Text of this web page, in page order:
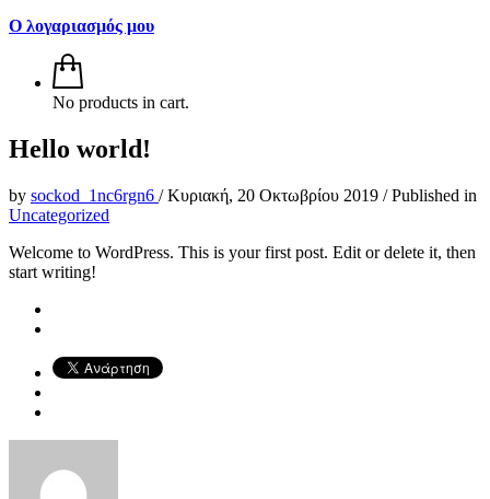
Ο λογαριασμός μου
No products in cart.
Hello world!
by sockod_1nc6rgn6 /Κυριακή, 20 Οκτωβρίου 2019 /Published in
Uncategorized
Welcome to WordPress. This is your first post. Edit or delete it, then
start writing!